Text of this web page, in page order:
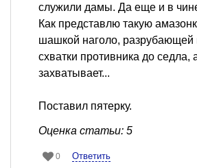
служили дамы. Да еще и в
Как представлю такую
шашкой наголо, разрубающей
схватки противника до седла,
захватывает...
Поставил пятерку.
Оценка статьи: 5
0 Ответить